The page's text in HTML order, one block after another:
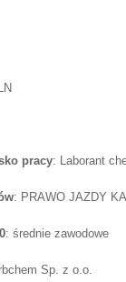
pracy: Laborant
: PRAWO JAZDY
: średnie zawodowe
Sp. z o.o.